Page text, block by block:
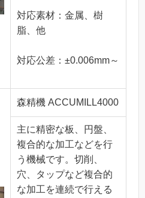
対応素材：金属、樹
脂、他
対応公差：±0.006mm～
森精機 ACCUMILL4000
主に精密な板、円盤、
複合的な加工などを行
う機械です。切削、
穴、タップなど複合的
な加工を連続で行える